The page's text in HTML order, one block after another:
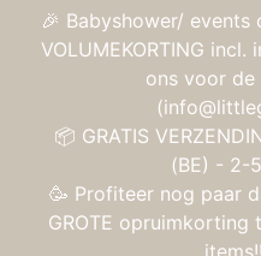
🎉 Babyshower/
VOLUMEKORTING
ons voor de
📦 GRATIS
(BE) - 2-
🥳 Profiteer nog paar
GROTE opruimkorting